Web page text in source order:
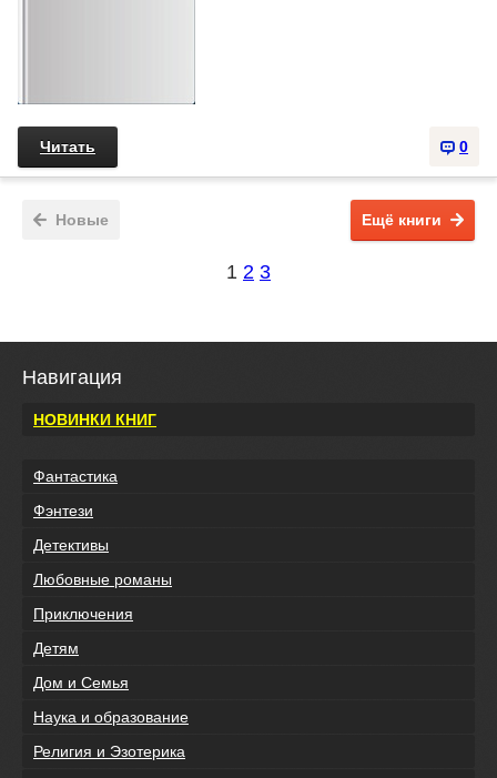
0
Читать
Новые Ещё книги
1 2 3
Навигация
НОВИНКИ КНИГ
Фантастика
Фэнтези
Детективы
Любовные романы
Приключения
Детям
Дом и Семья
Наука и образование
Религия и Эзотерика